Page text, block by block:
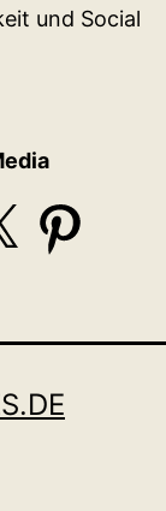
und Social
Pinterest